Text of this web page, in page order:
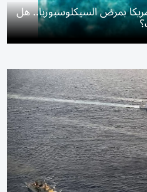
بمرض السيكلوسبوريا.. هل